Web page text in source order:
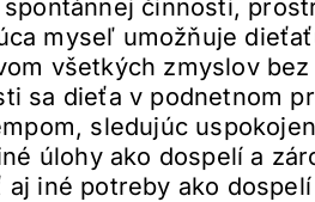
činnosti,
myseľ umožňuje
všetkých zmyslov
sa dieťa v podnetnom
sledujúc
úlohy ako dospelí a
iné potreby ako